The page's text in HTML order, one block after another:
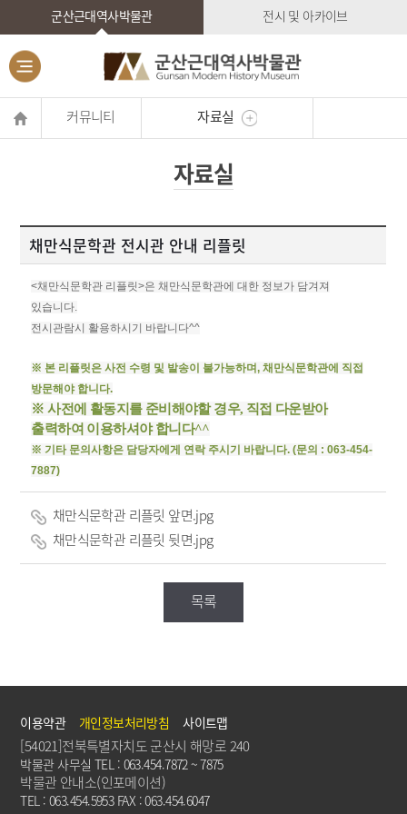
군산근대역사박물관 전시 및 아카이브
커뮤니티 자료실
자료실
채만식문학관 전시관 안내 리플릿
<채만식문학관 리플릿>은 채만식문학관에 대한 정보가 담겨져
있습니다.
전시관람시 활용하시기 바랍니다^^
※ 본 리플릿은 사전 수령 및 발송이 불가능하며, 채만식문학관에 직접
방문해야 합니다.
※ 사전에 활동지를 준비해야할 경우, 직접 다운받아
출력하여 이용하셔야 합니다^^
※ 기타 문의사항은 담당자에게 연락 주시기 바랍니다. (문의 : 063-454-
7887)
채만식문학관 리플릿 앞면.jpg
채만식문학관 리플릿 뒷면.jpg
목록
이용약관 개인정보처리방침 사이트맵
[54021]전북특별자치도 군산시 해망로 240
박물관 사무실 TEL : 063.454.7872 ~ 7875
박물관 안내소(인포메이션)
TEL : 063.454.5953 FAX : 063.454.6047